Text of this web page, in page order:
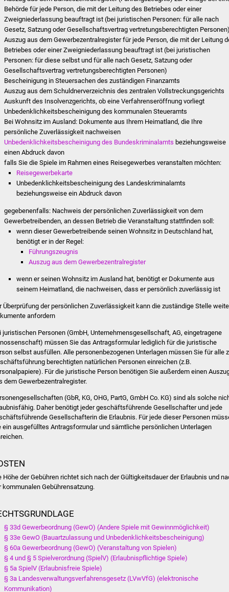
Behörde für jede Person, die mit der Leitung des Betriebes oder einer
Zweigniederlassung beauftragt ist (bei juristischen Personen: für alle nach
Gesetz, Satzung oder Gesellschaftsvertrag vertretungsberechtigten Personen)
Auszug aus dem Gewerbezentralregister für jede Person, die mit der Leitung
Betriebes oder einer Zweigniederlassung beauftragt ist (bei juristischen
Personen: für diese selbst und für alle nach Gesetz, Satzung oder
Gesellschaftsvertrag vertretungsberechtigten Personen)
Bescheinigung in Steuersachen des zuständigen Finanzamts
Auszug aus dem Schuldnerverzeichnis des zentralen Vollstreckungsgerichts
Auskunft des Insolvenzgerichts, ob eine Verfahrenseröffnung vorliegt
Unbedenklichkeitsbescheinigung des kommunalen Steueramts
Bei Wohnsitz im Ausland: Dokumente aus Ihrem Heimatland, die Ihre
persönliche Zuverlässigkeit nachweisen
Unbedenklichkeitsbescheinigung des Bundeskriminalamts beziehungsweise
einen Abdruck davon
falls Sie die Spiele im Rahmen eines Reisegewerbes veranstalten möchten:
Reisegewerbekarte
Unbedenklichkeitsbescheinigung des Landeskriminalamts
beziehungsweise ein Abdruck davon
gegebenenfalls: Nachweis der persönlichen Zuverlässigkeit von dem
Gewerbetreibenden, an dessen Betrieb die Veranstaltung stattfinden soll:
wenn dieser Gewerbetreibende seinen Wohnsitz in Deutschland hat,
benötigt er in der Regel:
Führungszeugnis
Auszug aus dem Gewerbezentralregister
wenn er seinen Wohnsitz im Ausland hat, benötigt er Dokumente aus
seinem Heimatland, die nachweisen, dass er persönlich zuverlässig ist
Überprüfung der persönlichen Zuverlässigkeit kann die zuständige Stelle
anfordern
juristischen Personen (GmbH, Unternehmensgesellschaft, AG, eingetragene
müssen Sie das Antragsformular lediglich für die juristische
selbst ausfüllen. Alle personenbezogenen Unterlagen müssen Sie für alle
berechtigten natürlichen Personen einreichen (z.B.
Für die juristische Person benötigen Sie außerdem einen
dem Gewerbezentralregister.
(GbR, KG, OHG, PartG, GmbH Co. KG) sind als solche
Daher benötigt jeder geschäftsführende Gesellschafter und jede
Gesellschafterin die Erlaubnis. Für jede dieser Personen
ein ausgefülltes Antragsformular und sämtliche persönlichen Unterlagen
Höhe der Gebühren richtet sich nach der Gültigkeitsdauer der Erlaubnis und
kommunalen Gebührensatzung.
§ 33d Gewerbeordnung (GewO) (Andere Spiele mit Gewinnmöglichkeit)
§ 33e GewO (Bauartzulassung und Unbedenklichkeitsbescheinigung)
§ 60a Gewerbeordnung (GewO) (Veranstaltung von Spielen)
§ 4 und § 5 Spielverordnung (SpielV) (Erlaubnispflichtige Spiele)
§ 5a SpielV (Erlaubnisfreie Spiele)
§ 3a Landesverwaltungsverfahrensgesetz (LVwVfG) (elektronische
Kommunikation)